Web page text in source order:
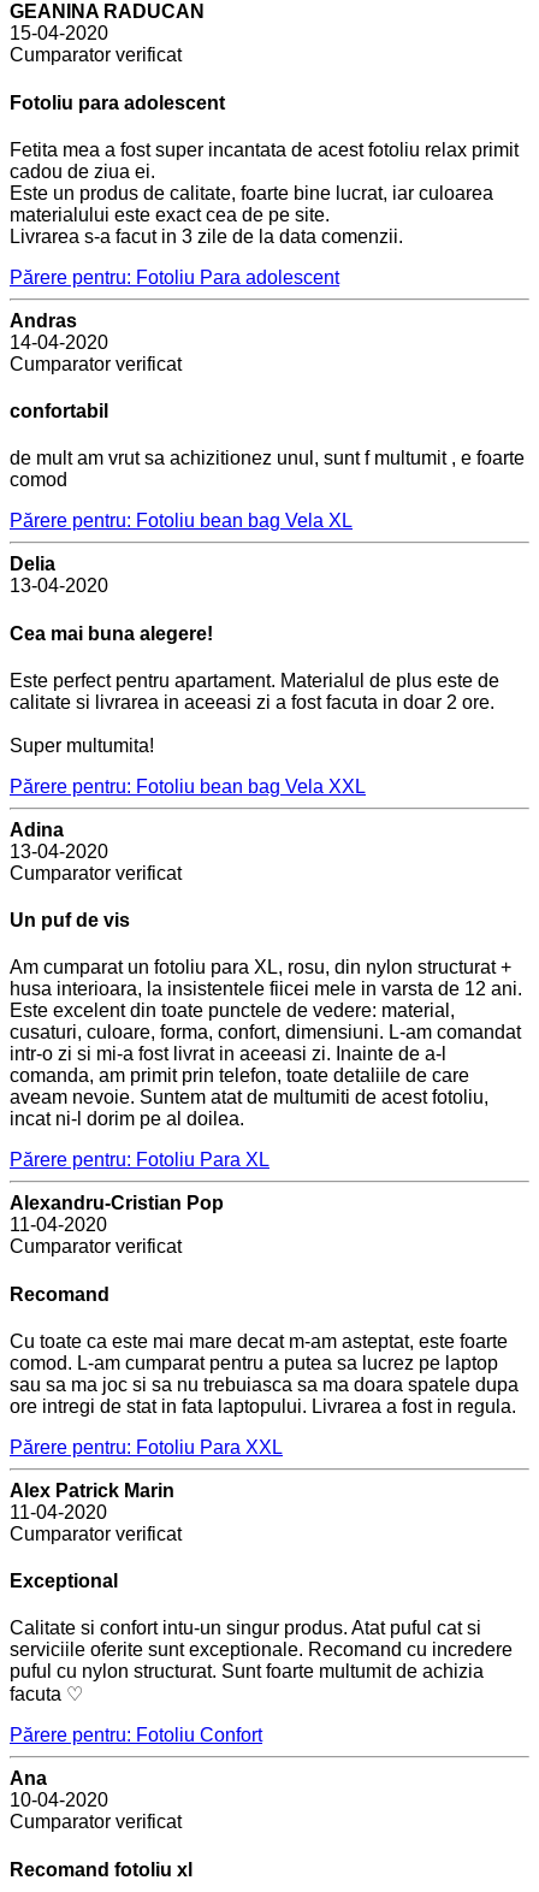
GEANINA RADUCAN
15-04-2020
Cumparator verificat
Fotoliu para adolescent
Fetita mea a fost super incantata de acest fotoliu relax primit
cadou de ziua ei.
Este un produs de calitate, foarte bine lucrat, iar culoarea
materialului este exact cea de pe site.
Livrarea s-a facut in 3 zile de la data comenzii.
Părere pentru: Fotoliu Para adolescent
Andras
14-04-2020
Cumparator verificat
confortabil
de mult am vrut sa achizitionez unul, sunt f multumit , e foarte
comod
Părere pentru: Fotoliu bean bag Vela XL
Delia
13-04-2020
Cea mai buna alegere!
Este perfect pentru apartament. Materialul de plus este de
calitate si livrarea in aceeasi zi a fost facuta in doar 2 ore.
Super multumita!
Părere pentru: Fotoliu bean bag Vela XXL
Adina
13-04-2020
Cumparator verificat
Un puf de vis
Am cumparat un fotoliu para XL, rosu, din nylon structurat +
husa interioara, la insistentele fiicei mele in varsta de 12 ani.
Este excelent din toate punctele de vedere: material,
cusaturi, culoare, forma, confort, dimensiuni. L-am comandat
intr-o zi si mi-a fost livrat in aceeasi zi. Inainte de a-l
comanda, am primit prin telefon, toate detaliile de care
aveam nevoie. Suntem atat de multumiti de acest fotoliu,
incat ni-l dorim pe al doilea.
Părere pentru: Fotoliu Para XL
Alexandru-Cristian Pop
11-04-2020
Cumparator verificat
Recomand
Cu toate ca este mai mare decat m-am asteptat, este foarte
comod. L-am cumparat pentru a putea sa lucrez pe laptop
sau sa ma joc si sa nu trebuiasca sa ma doara spatele dupa
ore intregi de stat in fata laptopului. Livrarea a fost in regula.
Părere pentru: Fotoliu Para XXL
Alex Patrick Marin
11-04-2020
Cumparator verificat
Exceptional
Calitate si confort intu-un singur produs. Atat puful cat si
serviciile oferite sunt exceptionale. Recomand cu incredere
puful cu nylon structurat. Sunt foarte multumit de achizia
facuta ♡
Părere pentru: Fotoliu Confort
Ana
10-04-2020
Cumparator verificat
Recomand fotoliu xl